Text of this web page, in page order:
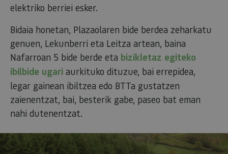
elektriko berriei esker.
Bidaia honetan, Plazaolaren bide berdea zeharkatu
genuen, Lekunberri eta Leitza artean, baina
Nafarroan 5 bide berde eta bizikletaz egiteko
ibilbide ugari aurkituko dituzue, bai errepidea,
legar gainean ibiltzea edo BTTa gustatzen
zaienentzat, bai, besterik gabe, paseo bat eman
nahi dutenentzat.